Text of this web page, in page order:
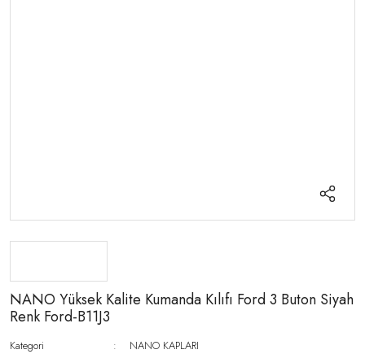
NANO Yüksek Kalite Kumanda Kılıfı Ford 3 Buton Siyah
Renk Ford-B11J3
Kategori
NANO KAPLARI